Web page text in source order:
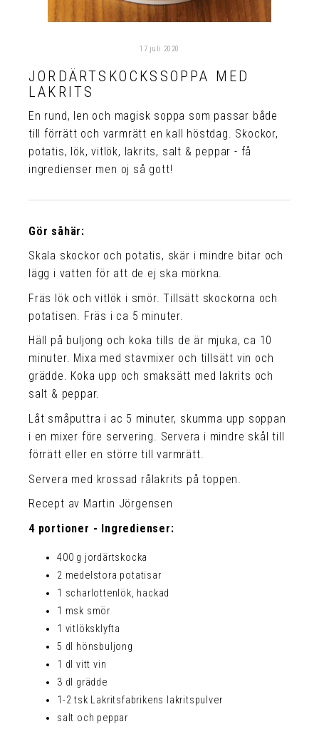
17 juli 2020
JORDÄRTSKOCKSSOPPA MED
LAKRITS
En rund, len och magisk soppa som passar både
till förrätt och varmrätt en kall höstdag. Skockor,
potatis, lök, vitlök, lakrits, salt & peppar - få
ingredienser men oj så gott!
Gör såhär:
Skala skockor och potatis, skär i mindre bitar och
lägg i vatten för att de ej ska mörkna.
Fräs lök och vitlök i smör. Tillsätt skockorna och
potatisen. Fräs i ca 5 minuter.
Häll på buljong och koka tills de är mjuka, ca 10
minuter. Mixa med stavmixer och tillsätt vin och
grädde. Koka upp och smaksätt med lakrits och
salt & peppar.
Låt småputtra i ac 5 minuter, skumma upp soppan
i en mixer före servering. Servera i mindre skål till
förrätt eller en större till varmrätt.
Servera med krossad rålakrits på toppen.
Recept av Martin Jörgensen
4 portioner - Ingredienser:
400 g jordärtskocka
2 medelstora potatisar
1 scharlottenlök, hackad
1 msk smör
1 vitlöksklyfta
5 dl hönsbuljong
1 dl vitt vin
3 dl grädde
1-2 tsk Lakritsfabrikens lakritspulver
salt och peppar